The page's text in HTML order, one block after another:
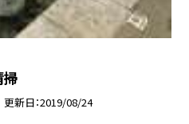
掃
更新日 2019/08/24